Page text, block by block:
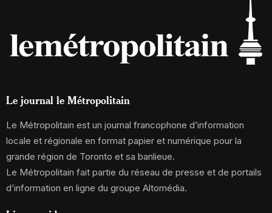
Le journal le Métropolitain
Le Métropolitain est un journal francophone d’information
locale et régionale en format papier et numérique pour la
grande région de Toronto et sa banlieue.
Le Métropolitain fait partie du réseau de presse et de portails
d’information en ligne du groupe Altomédia.